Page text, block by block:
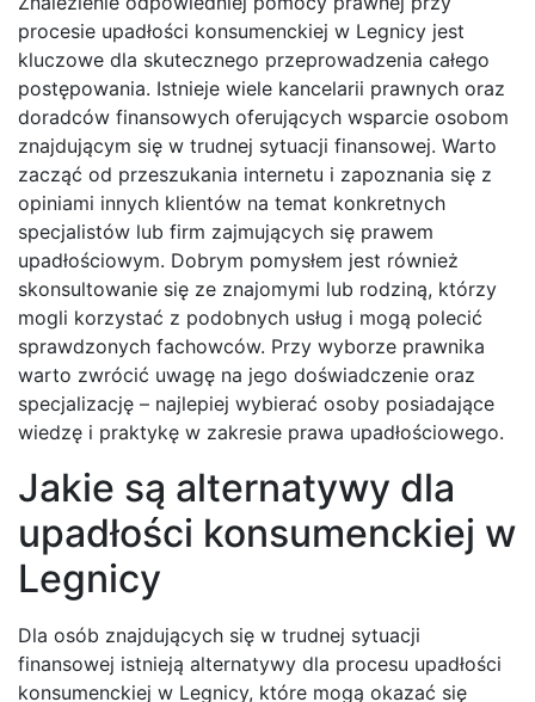
procesie upadłości konsumenckiej w Legnicy jest
kluczowe dla skutecznego przeprowadzenia całego
postępowania. Istnieje wiele kancelarii prawnych oraz
doradców finansowych oferujących wsparcie osobom
znajdującym się w trudnej sytuacji finansowej. Warto
zacząć od przeszukania internetu i zapoznania się z
opiniami innych klientów na temat konkretnych
specjalistów lub firm zajmujących się prawem
upadłościowym. Dobrym pomysłem jest również
skonsultowanie się ze znajomymi lub rodziną, którzy
mogli korzystać z podobnych usług i mogą polecić
sprawdzonych fachowców. Przy wyborze prawnika
warto zwrócić uwagę na jego doświadczenie oraz
specjalizację – najlepiej wybierać osoby posiadające
wiedzę i praktykę w zakresie prawa upadłościowego.
Jakie są alternatywy dla
upadłości konsumenckiej w
Legnicy
Dla osób znajdujących się w trudnej sytuacji
finansowej istnieją alternatywy dla procesu upadłości
konsumenckiej w Legnicy, które mogą okazać się